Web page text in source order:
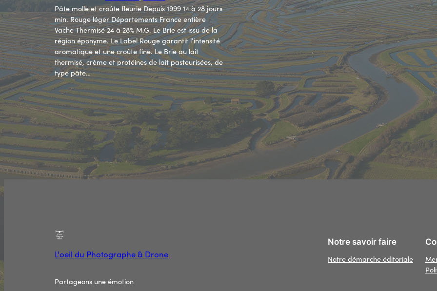
Pâte molle et croûte fleurie Depuis 1999 14 à 28 jours
min. Rouge léger Départements France entière
Vache Thermisé 24 à 28% M.G. Le Brie est issu de la
région éponyme. Le Label Rouge garantit l’intensité
aromatique et une croûte fine. Le Brie au lait
thermisé, crème et protéines de lait pasteurisées, de
type pâte…
L'oeil du Photographe & Drone
Partageons une émotion
Notre savoir faire
Notre démarche éditoriale